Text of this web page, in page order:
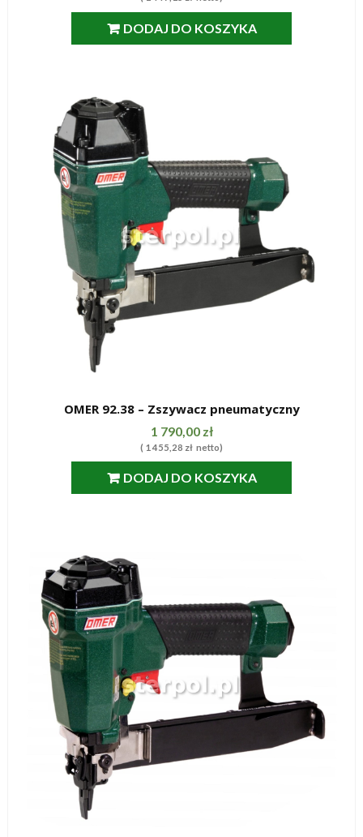
DODAJ DO KOSZYKA
OMER 92.38 – Zszywacz pneumatyczny
1 790,00 zł
( 1 455,28 zł netto)
DODAJ DO KOSZYKA